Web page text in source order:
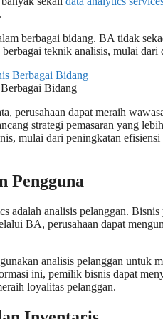
berbagai bidang. BA tidak
teknik analisis, mulai
Bidang
perusahaan dapat meraih
strategi pemasaran yang
mulai dari peningkatan
Pengguna
adalah analisis pelanggan.
BA, perusahaan dapat
analisis pelanggan untuk
ini, pemilik bisnis dapat
loyalitas pelanggan.